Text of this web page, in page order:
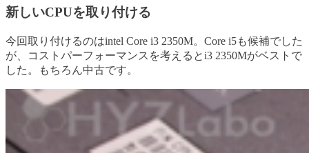
新しいCPUを取り付ける
今回取り付けるのはintel Core i3 2350M。Core i5も候補でした
が、コストパーフォーマンスを考えるとi3 2350Mがベストで
した。もちろん中古です。